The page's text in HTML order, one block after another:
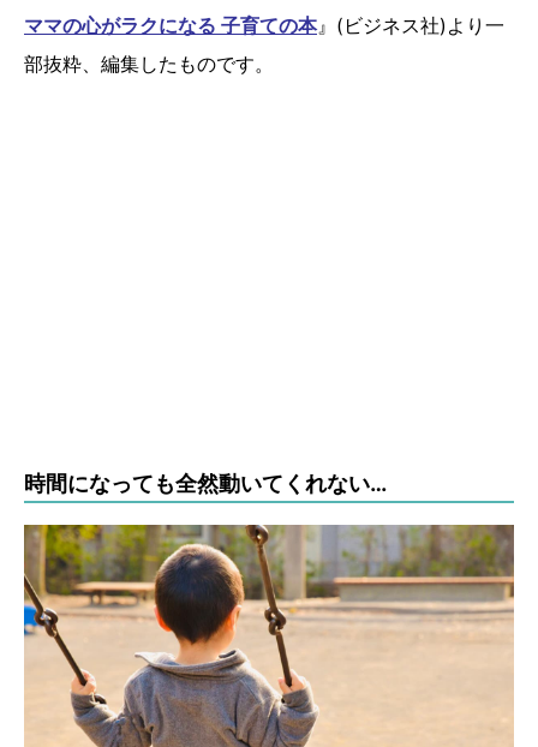
ママの心がラクになる 子育ての本』(ビジネス社)より一
部抜粋、編集したものです。
時間になっても全然動いてくれない…